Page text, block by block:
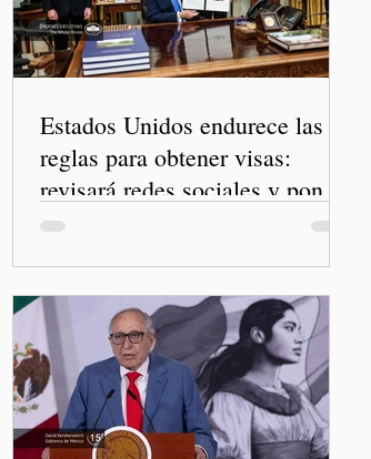
Estados Unidos endurece las
reglas para obtener visas:
revisará redes sociales y pone
freno al Turismo de Nacimiento